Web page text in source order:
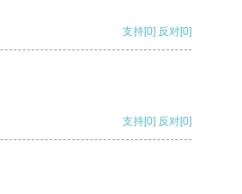
支持[0] 反对[0]
支持[0] 反对[0]